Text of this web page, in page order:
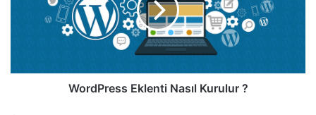
WordPress Eklenti Nasıl Kurulur ?